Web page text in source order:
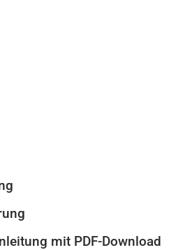
mit PDF-Download